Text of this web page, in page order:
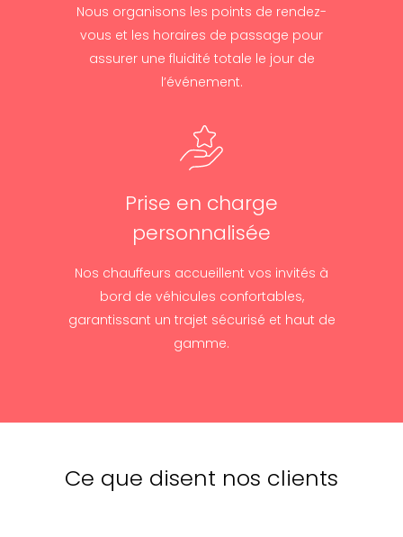
Nous organisons les points de rendez-
vous et les horaires de passage pour
assurer une fluidité totale le jour de
l’événement.
Prise en charge
personnalisée
Nos chauffeurs accueillent vos invités à
bord de véhicules confortables,
garantissant un trajet sécurisé et haut de
gamme.
Ce que disent nos clients